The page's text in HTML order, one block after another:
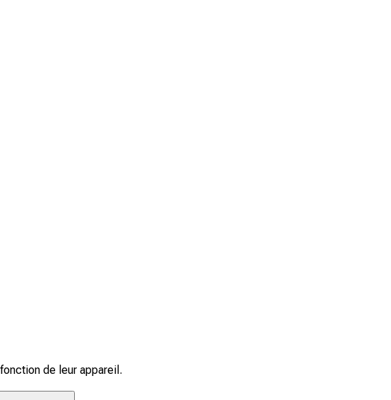
de leur appareil.